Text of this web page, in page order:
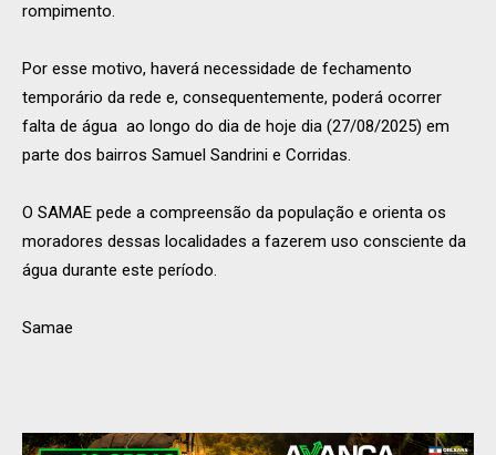
rompimento.
Por esse motivo, haverá necessidade de fechamento
temporário da rede e, consequentemente, poderá ocorrer
falta de água ao longo do dia de hoje dia (27/08/2025) em
parte dos bairros Samuel Sandrini e Corridas.
O SAMAE pede a compreensão da população e orienta os
moradores dessas localidades a fazerem uso consciente da
água durante este período.
Samae